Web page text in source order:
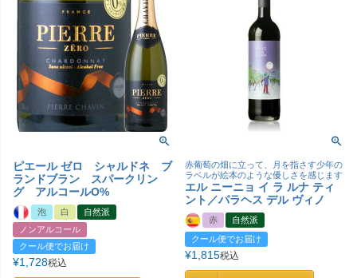
ピエール ゼロ シャルドネ ブ
ランドブラン スパークリン
グ アルコールO%
泡 白
自然派
ノンアルコール
クール便でお届け
¥1,728税込
赤葡萄の畑に立って、月を指さす少年の
ラベルが絵本のような優しさを感じます
エル ニーニョ イ ラ ルナ ティ
ント／パラヘス デル ヴィノ
赤
自然派
クール便でお届け
¥1,815税込